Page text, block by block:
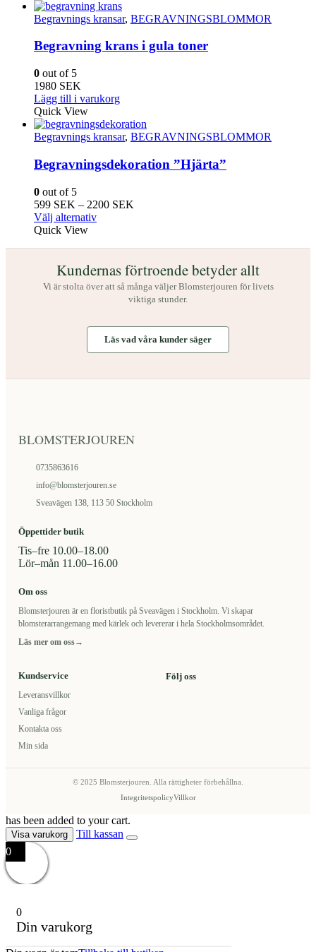
Begravnings kransar, BEGRAVNINGSBLOMMOR
Begravning krans i gula toner
0 out of 5
1980 SEK
Lägg till i varukorg
Quick View
Begravnings kransar, BEGRAVNINGSBLOMMOR
Begravningsdekoration ”Hjärta”
0 out of 5
599 SEK – 2200 SEK
SEK
Välj alternativDen
flera
varianter.
De
kan
väljas
på
Quick View
Kundernas förtroende betyder allt
Vi är stolta över att så många väljer Blomsterjouren för livets
viktiga stunder.
Läs vad våra kunder säger
BLOMSTERJOUREN
0735863616
info@blomsterjouren.se
Sveavägen 138, 113 50 Stockholm
Öppettider butik
Tis–fre 10.00–18.00
Lör–mån 11.00–16.00
Om oss
Blomsterjouren är en floristbutik på Sveavägen i Stockholm. Vi skapar
blomsterarrangemang med kärlek och levererar i hela Stockholmsområdet.
Läs mer om oss→
Kundservice
Leveransvillkor
Vanliga frågor
Kontakta oss
Min sida
Följ oss
© 2025 Blomsterjouren. Alla rättigheter förbehållna.
IntegritetspolicyVillkor
has been added to your cart.
Visa varukorg
Till kassan
0
0
Din varukorg